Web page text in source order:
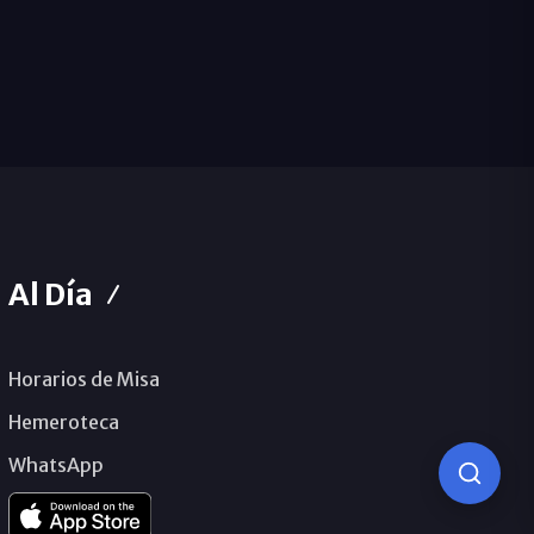
Al Día
Horarios de Misa
Hemeroteca
WhatsApp